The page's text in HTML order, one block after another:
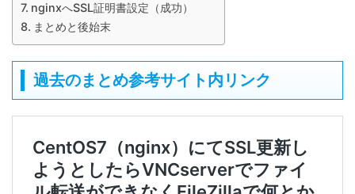
nginxへSSL証明書設定（成功）
まとめと後始末
過去のまとめ参考サイト内リンク